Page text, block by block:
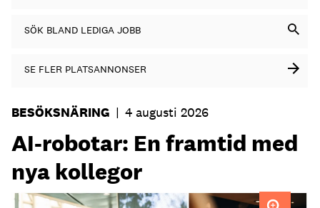
SÖK BLAND LEDIGA JOBB
SE FLER PLATSANNONSER
BESÖKSNÄRING | 4 augusti 2026
AI-robotar: En framtid med
nya kollegor